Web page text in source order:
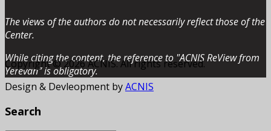
The views of the authors do not necessarily reflect those of the
Center.
While citing the content, the reference to "ACNIS ReView from
Yerevan” is obligatory.
Copyright © 2026 ACNIS. All rights reserved.
Design & Devleopment byACNIS
Search